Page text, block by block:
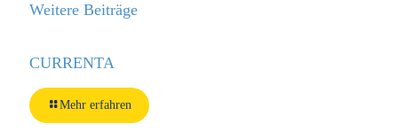
Weitere Beiträge
CURRENTA
Mehr erfahren